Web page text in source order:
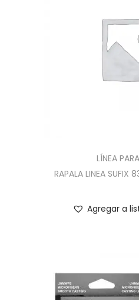
LÍNEA
RAPALA LINEA SUFIX
Agregar a